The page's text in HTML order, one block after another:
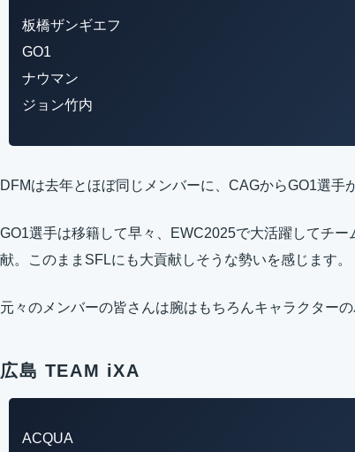
板橋ザンギエフ
GO1
ナウマン
ジョン竹内
DFMは去年とほぼ同じメンバーに、CAGからGO1選手
GO1選手は移籍して早々、EWC2025で大活躍してチ
献。このままSFLにも大貢献しそうな勢いを感じます。
元々のメンバーの皆さんは腕はもちろんキャラクター
広島 TEAM iXA
ACQUA